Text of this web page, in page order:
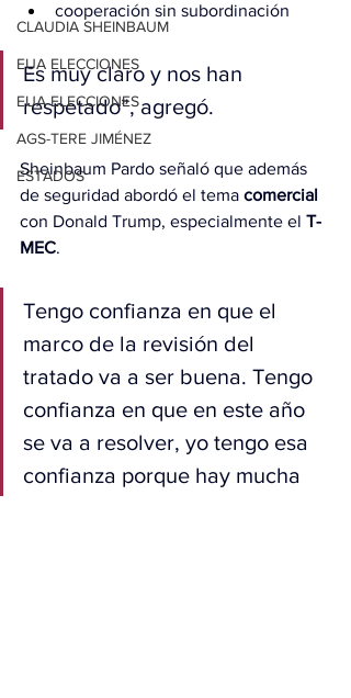
CLAUDIA SHEINBAUM
EUA ELECCIONES
EUA ELECCIONES
AGS-TERE JIMÉNEZ
ESTADOS
cooperación sin subordinación
Es muy claro y nos han
respetado”, agregó.
Sheinbaum Pardo señaló que además
de seguridad abordó el tema comercial
con Donald Trump, especialmente el T-
MEC.
Tengo confianza en que el
marco de la revisión del
tratado va a ser buena. Tengo
confianza en que en este año
se va a resolver, yo tengo esa
confianza porque hay mucha